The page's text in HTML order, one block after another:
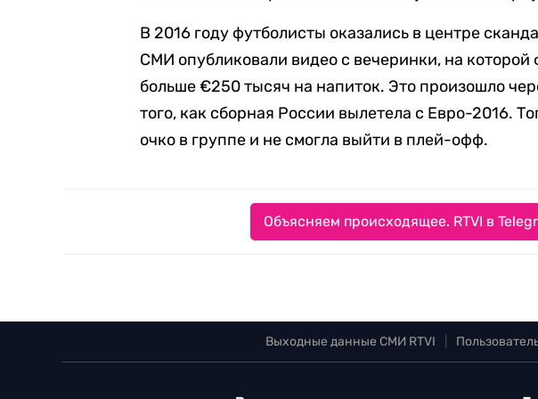
В 2016 году футболисты оказались в центре
СМИ опубликовали видео с вечеринки, на которой
больше €250 тысяч на напиток. Это произошло
того, как сборная России вылетела с Евро-2016.
очко в группе и не смогла выйти в плей-офф.
Объясняем происходящее. RTVI в
Выходные данные СМИ RTVI